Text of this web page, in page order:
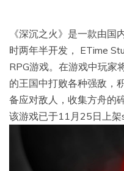
《深沉之火》是一款由
时两年半开发， ETime
RPG游戏。在游戏中玩家
的王国中打败各种强敌，
备应对敌人，收集方舟的
该游戏已于11月25日上架